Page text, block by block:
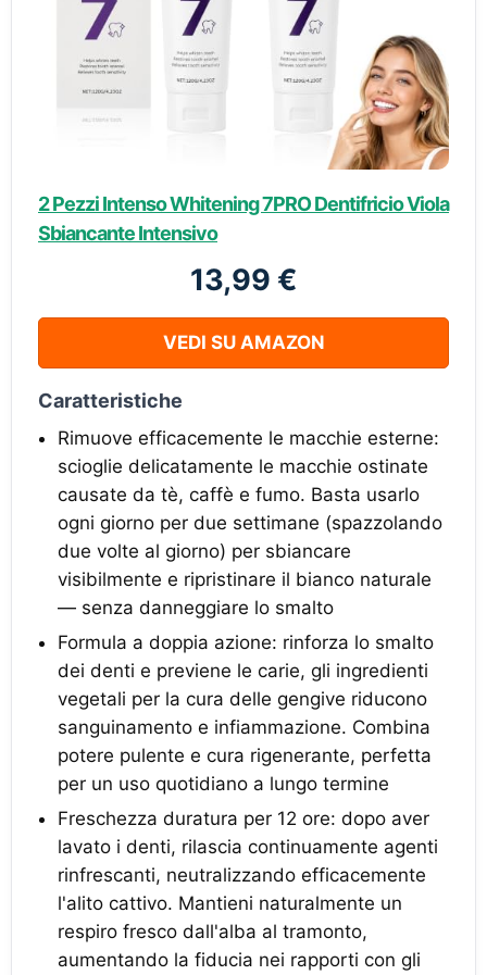
2 Pezzi Intenso Whitening 7PRO Dentifricio Viola
Sbiancante Intensivo
13,99 €
VEDI SU AMAZON
Caratteristiche
Rimuove efficacemente le macchie esterne:
scioglie delicatamente le macchie ostinate
causate da tè, caffè e fumo. Basta usarlo
ogni giorno per due settimane (spazzolando
due volte al giorno) per sbiancare
visibilmente e ripristinare il bianco naturale
— senza danneggiare lo smalto
Formula a doppia azione: rinforza lo smalto
dei denti e previene le carie, gli ingredienti
vegetali per la cura delle gengive riducono
sanguinamento e infiammazione. Combina
potere pulente e cura rigenerante, perfetta
per un uso quotidiano a lungo termine
Freschezza duratura per 12 ore: dopo aver
lavato i denti, rilascia continuamente agenti
rinfrescanti, neutralizzando efficacemente
l'alito cattivo. Mantieni naturalmente un
respiro fresco dall'alba al tramonto,
aumentando la fiducia nei rapporti con gli